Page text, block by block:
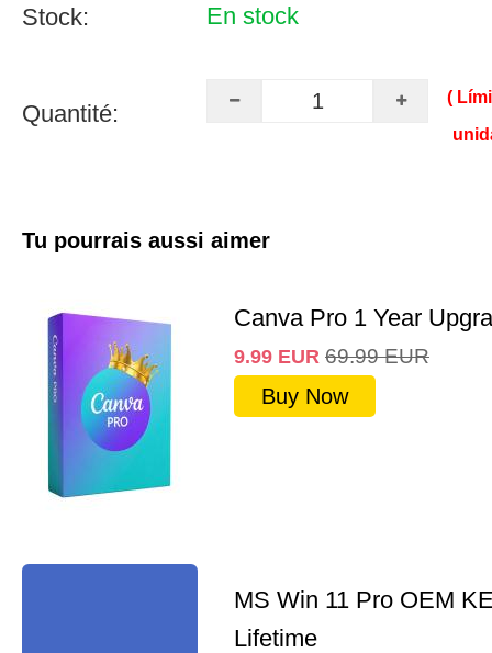
Stock: En stock
Quantité:
(
Tu pourrais aussi aimer
Canva Pro 1 Year
9.99 EUR 69.99 EUR
Buy Now
MS Win 11 Pro OEM
Lifetime